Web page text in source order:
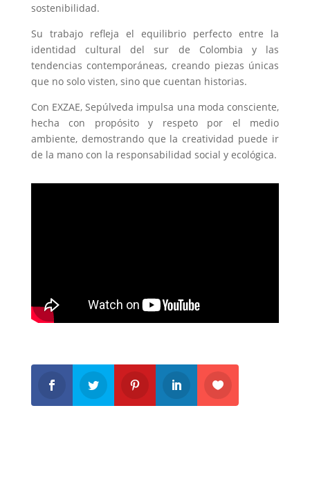
sostenibilidad.
Su trabajo refleja el equilibrio perfecto entre la
identidad cultural del sur de Colombia y las
tendencias contemporáneas, creando piezas únicas
que no solo visten, sino que cuentan historias.
Con EXZAE, Sepúlveda impulsa una moda consciente,
hecha con propósito y respeto por el medio
ambiente, demostrando que la creatividad puede ir
de la mano con la responsabilidad social y ecológica.